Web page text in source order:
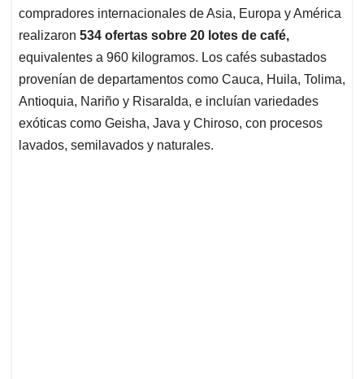
compradores internacionales de Asia, Europa y América
realizaron 534 ofertas sobre 20 lotes de café,
equivalentes a 960 kilogramos. Los cafés subastados
provenían de departamentos como Cauca, Huila, Tolima,
Antioquia, Nariño y Risaralda, e incluían variedades
exóticas como Geisha, Java y Chiroso, con procesos
lavados, semilavados y naturales.